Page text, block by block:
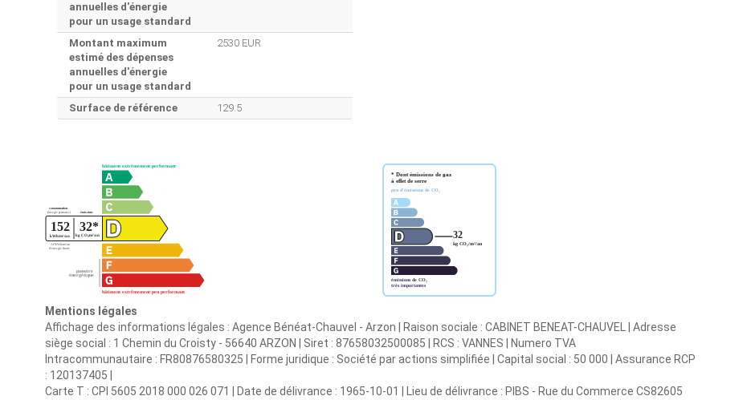
annuelles d'énergie
pour un usage standard
Montant maximum
estimé des dépenses
annuelles d'énergie
pour un usage standard
2530 EUR
Surface de référence 129.5
Mentions légales
Affichage des informations légales : Agence Bénéat-Chauvel - Arzon | Raison sociale : CABINET BENEAT-CHAUVEL | Adresse
siège social : 1 Chemin du Croisty - 56640 ARZON | Siret : 87658032500085 | RCS : VANNES | Numero TVA
Intracommunautaire : FR80876580325 | Forme juridique : Société par actions simplifiée | Capital social : 50 000 | Assurance RCP
: 120137405 |
Carte T : CPI 5605 2018 000 026 071 | Date de délivrance : 1965-10-01 | Lieu de délivrance : PIBS - Rue du Commerce CS82605